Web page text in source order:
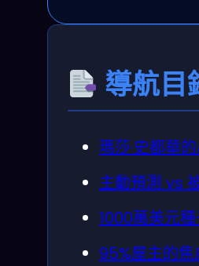
導航目
瑪莎·史都華
主動預測 vs
1000萬美元
95%屋主的